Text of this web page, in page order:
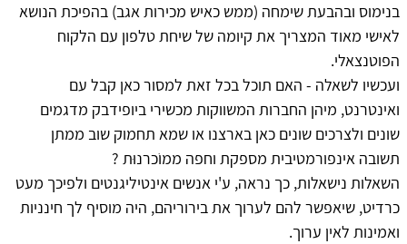
בנימוס ובהבעת שימחה (ממש כאיש מכירות אגב) בהפיכת הנושא
לאישי מאוד המצריך את קיומה של שיחת טלפון עם הלקוח
הפוטנצאלי.
ועכשיו לשאלה - האם תוכל בכל זאת למסור כאן קבל עם
ואינטרנט, מיהן החברות המשווקות מכשירי ביופידבק מדגמים
שונים ולצרכים שונים כאן בארצנו או שמא תחמוק שוב ממתן
תשובה אינפורמטיבית מספקת וחפה ממוֹכרנוּת ?
השאלות נישאלות, כך נראה, ע'י אנשים אינטיליגנטים ולפיכך מעט
כרדיט, שיאפשר להם לערוך את בירוריהם, היה מוסיף לך חינניות
ואמינות לאין ערוך.